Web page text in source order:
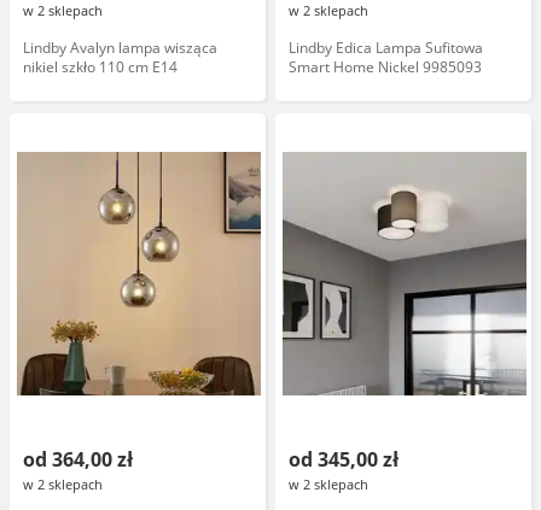
w 2 sklepach
Lindby Avalyn lampa wisząca
nikiel szkło 110 cm E14
w 2 sklepach
Lindby Edica Lampa Sufitowa
Smart Home Nickel 9985093
od 364,00 zł
w 2 sklepach
od 345,00 zł
w 2 sklepach